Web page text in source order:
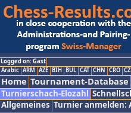
Logged on: Gast
Arabic ARM AZE BIH BUL CAT CHN CRO
Home Tournament-Database
Turnierschach-Elozahl
Allgemeines Turnier anmelden: